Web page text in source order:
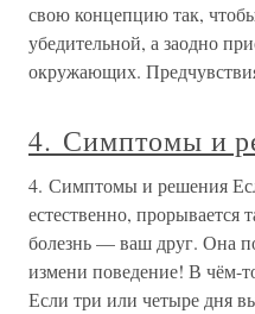
свою концепцию так,
убедительной, а заодно
окружающих.
4. Симптомы и
4. Симптомы и решения
естественно, прорывается
болезнь — ваш друг. Она
измени поведение! В чём-
Если три или четыре дня